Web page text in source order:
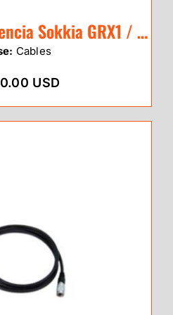
Cable de Transferencia Sokkia GRX1 / GRX
Cables
USD